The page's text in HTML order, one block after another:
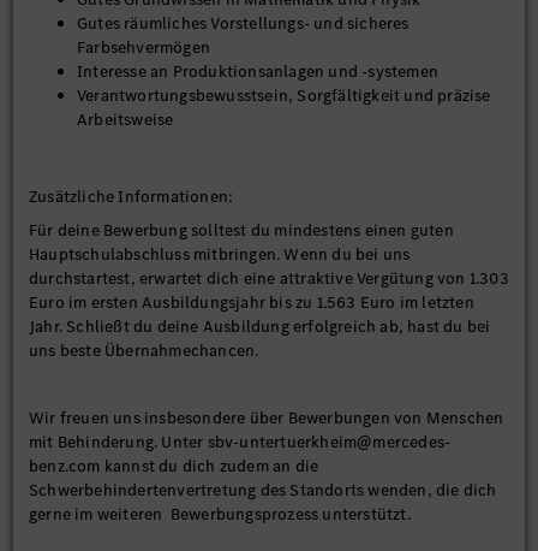
Gutes räumliches Vorstellungs- und sicheres
Farbsehvermögen
Interesse an Produktionsanlagen und -systemen
Verantwortungsbewusstsein, Sorgfältigkeit und präzise
Arbeitsweise
Zusätzliche Informationen:
Für deine Bewerbung solltest du mindestens einen guten
Hauptschulabschluss mitbringen. Wenn du bei uns
durchstartest, erwartet dich eine attraktive Vergütung von 1.303
Euro im ersten Ausbildungsjahr bis zu 1.563 Euro im letzten
Jahr. Schließt du deine Ausbildung erfolgreich ab, hast du bei
uns beste Übernahmechancen.
Wir freuen uns insbesondere über Bewerbungen von Menschen
mit Behinderung. Unter sbv-untertuerkheim@mercedes-
benz.com kannst du dich zudem an die
Schwerbehindertenvertretung des Standorts wenden, die dich
gerne im weiteren Bewerbungsprozess unterstützt.